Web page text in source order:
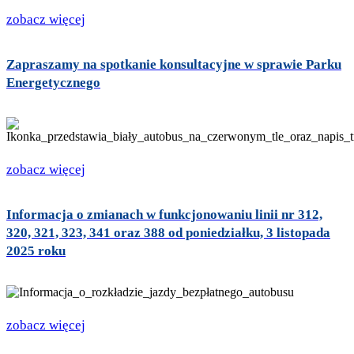
zobacz więcej
Zapraszamy na spotkanie konsultacyjne w sprawie Parku
Energetycznego
zobacz więcej
Informacja o zmianach w funkcjonowaniu linii nr 312,
320, 321, 323, 341 oraz 388 od poniedziałku, 3 listopada
2025 roku
zobacz więcej